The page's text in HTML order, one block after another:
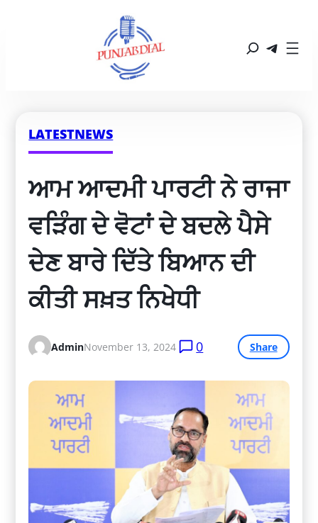
LATESTNEWS
ਆਮ ਆਦਮੀ ਪਾਰਟੀ ਨੇ ਰਾਜਾ
ਵੜਿੰਗ ਦੇ ਵੋਟਾਂ ਦੇ ਬਦਲੇ ਪੈਸੇ
ਦੇਣ ਬਾਰੇ ਦਿੱਤੇ ਬਿਆਨ ਦੀ
ਕੀਤੀ ਸਖ਼ਤ ਨਿਖੇਧੀ
AdminNovember 13, 2024 0 Share